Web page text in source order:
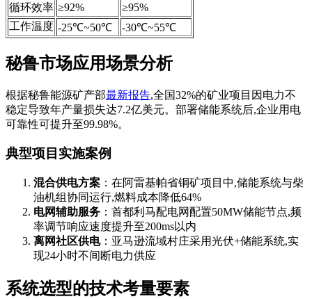
循环效率 ≥92%
≥95%
工作温度 -25℃~50℃ -30℃~55℃
秘鲁市场应用场景分析
根据秘鲁能源矿产部最新报告,全国32%的矿业项目因电力不
稳定导致年产量损失达7.2亿美元。部署储能系统后,企业用电
可靠性可提升至99.98%。
典型项目实施案例
混合供电方案 ：在阿雷基帕省铜矿项目中,储能系统与柴
油机组协同运行,燃料成本降低64%
电网辅助服务 ：首都利马配电网配置50MW储能节点,频
率调节响应速度提升至200ms以内
离网社区供电：亚马逊流域村庄采用光伏+储能系统,实
现24小时不间断电力供应
系统选型的技术考量要素